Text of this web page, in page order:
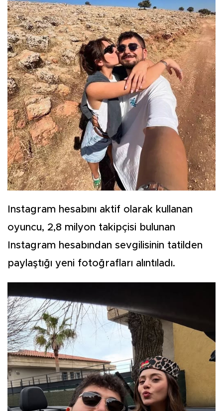
Instagram hesabını aktif olarak kullanan
oyuncu, 2,8 milyon takipçisi bulunan
Instagram hesabından sevgilisinin tatilden
paylaştığı yeni fotoğrafları alıntıladı.